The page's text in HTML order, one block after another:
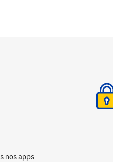
nos apps